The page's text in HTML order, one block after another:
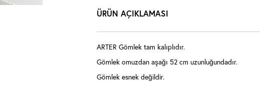
ÜRÜN AÇIKLAMASI
ARTER Gömlek tam kalıplıdır.
Gömlek omuzdan aşağı 52 cm uzunluğundadır.
Gömlek esnek değildir.